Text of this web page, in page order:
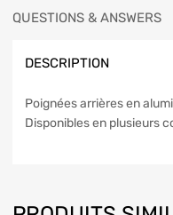
QUESTIONS & ANSWERS
DESCRIPTION
Poignées arrières en
Disponibles en plusieurs